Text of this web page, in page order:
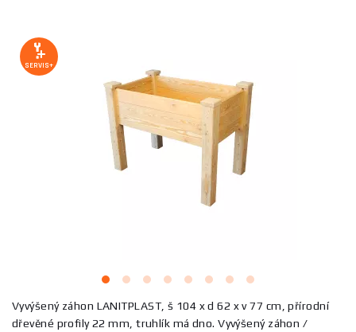
SERVIS+
Vyvýšený záhon LANITPLAST, š 104 x d 62 x v 77 cm, přírodní
dřevěné profily 22 mm, truhlík má dno. Vyvýšený záhon /